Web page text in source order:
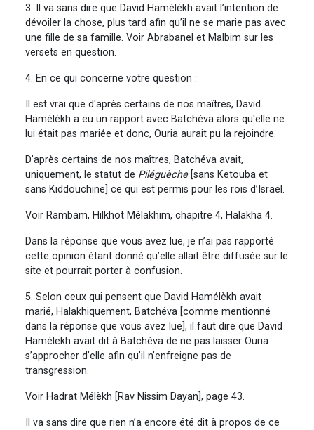
3. Il va sans dire que David Hamélèkh avait l’intention de
dévoiler la chose, plus tard afin qu’il ne se marie pas avec
une fille de sa famille. Voir Abrabanel et Malbim sur les
versets en question.
4. En ce qui concerne votre question :
Il est vrai que d'après certains de nos maîtres, David
Hamélèkh a eu un rapport avec Batchéva alors qu'elle ne
lui était pas mariée et donc, Ouria aurait pu la rejoindre.
D’après certains de nos maîtres, Batchéva avait,
uniquement, le statut de Piléguèche[sans Ketouba et
sans Kiddouchine] ce qui est permis pour les rois d’Israël.
Voir Rambam, Hilkhot Mélakhim, chapitre 4, Halakha 4.
Dans la réponse que vous avez lue, je n’ai pas rapporté
cette opinion étant donné qu’elle allait être diffusée sur le
site et pourrait porter à confusion.
5. Selon ceux qui pensent que David Hamélèkh avait
marié, Halakhiquement, Batchéva [comme mentionné
dans la réponse que vous avez lue], il faut dire que David
Hamélekh avait dit à Batchéva de ne pas laisser Ouria
s’approcher d’elle afin qu’il n’enfreigne pas de
transgression.
Voir Hadrat Mélèkh [Rav Nissim Dayan], page 43.
Il va sans dire que rien n’a encore été dit à propos de ce